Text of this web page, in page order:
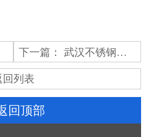
下一篇：武汉不锈钢加工的拉丝技术如何运用
回列表
回顶部